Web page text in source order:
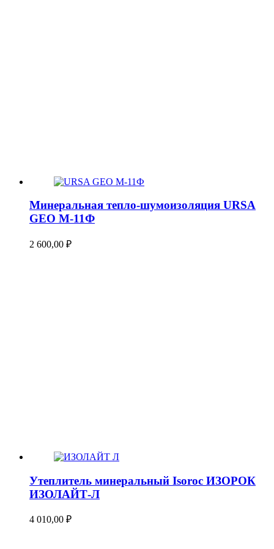
Минеральная тепло-шумоизоляция URSA
GEO М-11Ф
2 600,00 ₽
Утеплитель минеральный Isoroc ИЗОРОК
ИЗОЛАЙТ-Л
4 010,00 ₽